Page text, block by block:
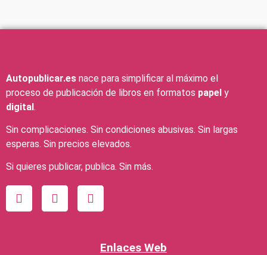
Autopublicar.es nace para simplificar al máximo el
proceso de publicación de libros en formatos papel y
digital.
Sin complicaciones. Sin condiciones abusivas. Sin largas
esperas. Sin precios elevados.
Si quieres publicar, publica. Sin más.
Enlaces Web